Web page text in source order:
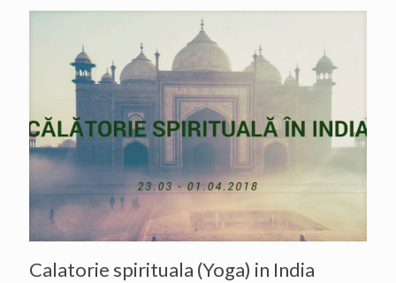
Calatorie spirituala (Yoga) in India